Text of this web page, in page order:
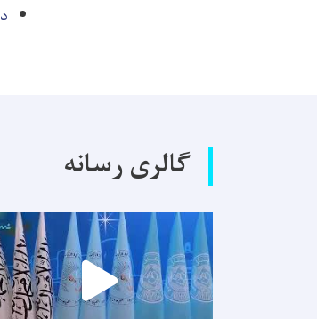
گالری رسانه